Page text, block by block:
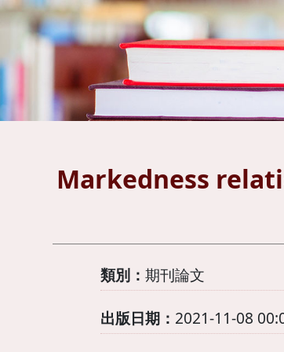
Markedness
類別： 期刊論文
出版日期： 2021-11-08